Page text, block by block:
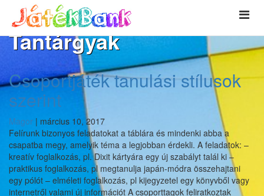
Tantárgyak
Csoportjáték tanulási stílusok
szerint
Magor | március 10, 2017
Felírunk bizonyos feladatokat a táblára és mindenki abba a
csapatba megy, amelyik téma a legjobban érdekli. A feladatok: –
kreatív foglalkozás, pl. Dixit kártyára egy új szabályt talál ki –
praktikus foglalkozás, pl megtanulja japán-módra összehajtani
egy pólót – elméleti foglalkozás, pl kijegyzetel egy könyvből vagy
internetről valami új információt A csoporttagok feliratkoztak